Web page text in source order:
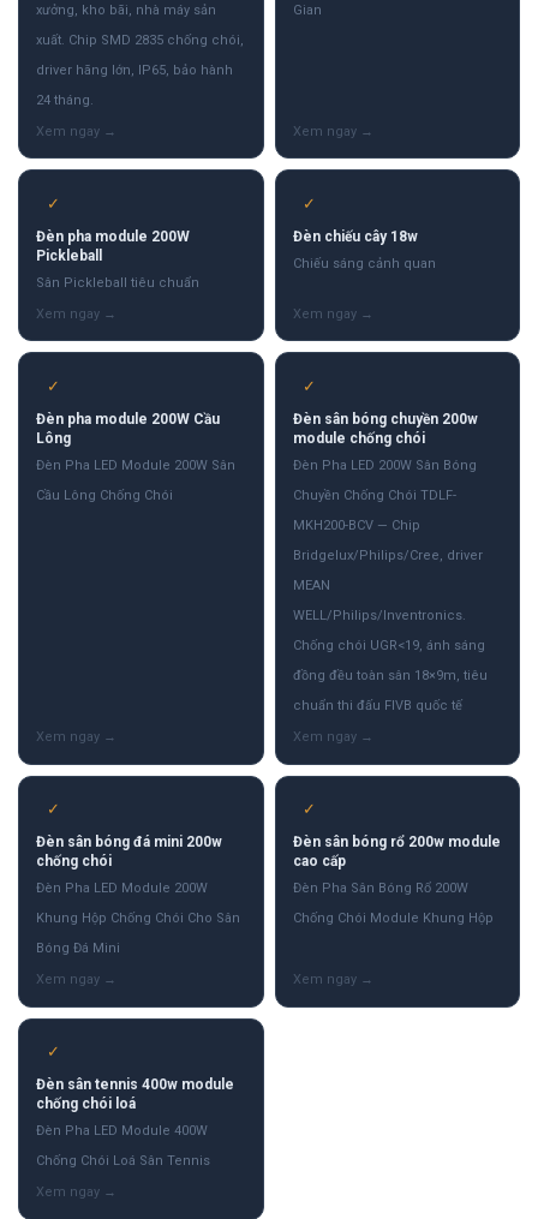
xưởng, kho bãi, nhà máy sản
xuất. Chip SMD 2835 chống chói,
driver hãng lớn, IP65, bảo hành
24 tháng.
Gian
✓
Đèn pha module 200W
Pickleball
Sân Pickleball tiêu chuẩn
✓
Đèn chiếu cây 18w
Chiếu sáng cảnh quan
✓
Đèn pha module 200W Cầu
Lông
Đèn Pha LED Module 200W Sân
Cầu Lông Chống Chói
✓
Đèn sân bóng chuyền 200w
module chống chói
Đèn Pha LED 200W Sân Bóng
Chuyền Chống Chói TDLF-
MKH200-BCV — Chip
Bridgelux/Philips/Cree, driver
MEAN
WELL/Philips/Inventronics.
Chống chói UGR<19, ánh sáng
đồng đều toàn sân 18×9m, tiêu
chuẩn thi đấu FIVB quốc tế
✓
Đèn sân bóng đá mini 200w
chống chói
Đèn Pha LED Module 200W
Khung Hộp Chống Chói Cho Sân
Bóng Đá Mini
✓
Đèn sân bóng rổ 200w module
cao cấp
Đèn Pha Sân Bóng Rổ 200W
Chống Chói Module Khung Hộp
✓
Đèn sân tennis 400w module
chống chói loá
Đèn Pha LED Module 400W
Chống Chói Loá Sân Tennis